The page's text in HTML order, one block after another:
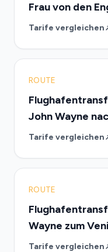
Frau von den
Tarife vergleichen
ROUTE
John Wayne
Tarife vergleichen
ROUTE
Wayne zum
Tarife vergleichen